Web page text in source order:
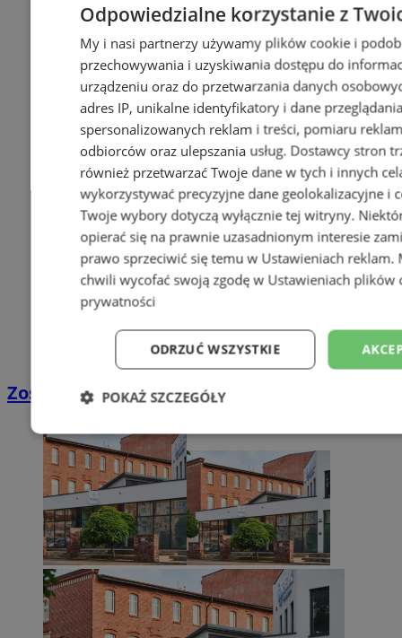
Zostań kierowcą w DPD
Odpowiedzialne korzystanie z
My i nasi partnerzy używamy plików cookie i
przechowywania i uzyskiwania dostępu do
urządzeniu oraz do przetwarzania danych
adres IP, unikalne identyfikatory i dane
spersonalizowanych reklam i treści, pomiaru
odbiorców oraz ulepszania usług. Dostawcy stron
również przetwarzać Twoje dane w tych i innych
wykorzystywać precyzyjne dane geolokalizacyjne i
Twoje wybory dotyczą wyłącznie tej witryny.
opierać się na prawnie uzasadnionym interesie
prawo sprzeciwić się temu w Ustawieniach reklam.
chwili wycofać swoją zgodę w Ustawieniach plików
prywatności
ODRZUĆ WSZYSTKIE
POKAŻ SZCZEGÓŁY
Niezbędne Wydajność
Niesklasyfikowane
Niezbędne Wydajność Targetowanie